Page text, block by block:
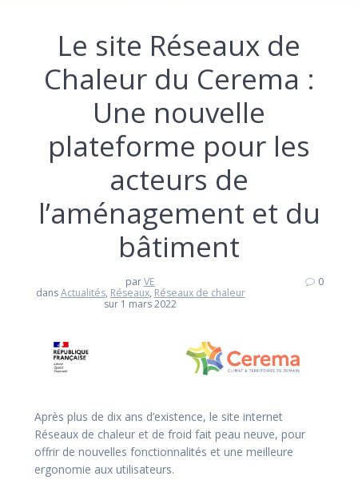
Le site Réseaux de
Chaleur du Cerema :
Une nouvelle
plateforme pour les
acteurs de
l’aménagement et du
bâtiment
parVE
dansActualités, Réseaux, Réseaux de chaleur
sur 1 mars 2022
0
Après plus de dix ans d’existence, le site internet
Réseaux de chaleur et de froid fait peau neuve, pour
offrir de nouvelles fonctionnalités et une meilleure
ergonomie aux utilisateurs.